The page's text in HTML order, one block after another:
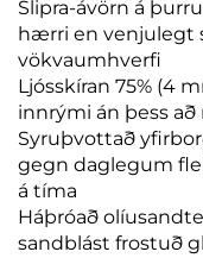
Slipra-ávörn á
hærri en venjulegt
vökvaumhverfi
Ljósskíran 75% (4
innrými án þess
Syruþvottað
gegn daglegum
á tíma
Háþróað
sandblást frostuð